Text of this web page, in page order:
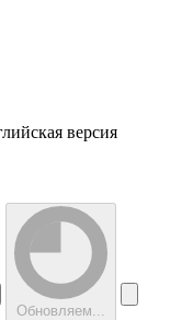
версия
Обновляем...